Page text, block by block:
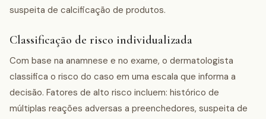
suspeita de calcificação de produtos.
Classificação de risco individualizada
Com base na anamnese e no exame, o dermatologista
classifica o risco do caso em uma escala que informa a
decisão. Fatores de alto risco incluem: histórico de
múltiplas reações adversas a preenchedores, suspeita de